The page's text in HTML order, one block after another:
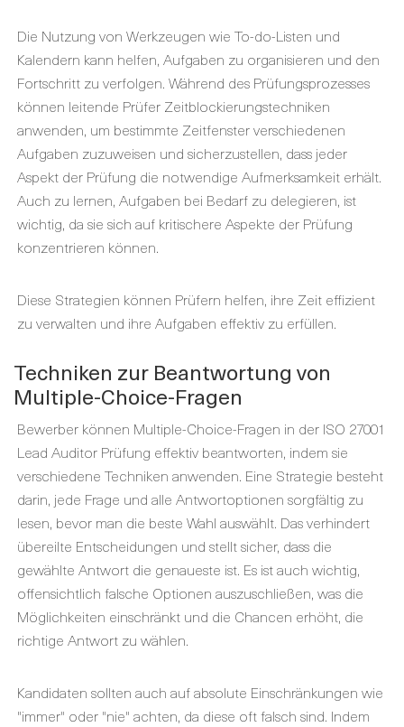
Die Nutzung von Werkzeugen wie To-do-Listen und
Kalendern kann helfen, Aufgaben zu organisieren und den
Fortschritt zu verfolgen. Während des Prüfungsprozesses
können leitende Prüfer Zeitblockierungstechniken
anwenden, um bestimmte Zeitfenster verschiedenen
Aufgaben zuzuweisen und sicherzustellen, dass jeder
Aspekt der Prüfung die notwendige Aufmerksamkeit erhält.
Auch zu lernen, Aufgaben bei Bedarf zu delegieren, ist
wichtig, da sie sich auf kritischere Aspekte der Prüfung
konzentrieren können.
Diese Strategien können Prüfern helfen, ihre Zeit effizient
zu verwalten und ihre Aufgaben effektiv zu erfüllen.
Techniken zur Beantwortung von
Multiple-Choice-Fragen
Bewerber können Multiple-Choice-Fragen in der ISO 27001
Lead Auditor Prüfung effektiv beantworten, indem sie
verschiedene Techniken anwenden. Eine Strategie besteht
darin, jede Frage und alle Antwortoptionen sorgfältig zu
lesen, bevor man die beste Wahl auswählt. Das verhindert
übereilte Entscheidungen und stellt sicher, dass die
gewählte Antwort die genaueste ist. Es ist auch wichtig,
offensichtlich falsche Optionen auszuschließen, was die
Möglichkeiten einschränkt und die Chancen erhöht, die
richtige Antwort zu wählen.
Kandidaten sollten auch auf absolute Einschränkungen wie
"immer" oder "nie" achten, da diese oft falsch sind. Indem